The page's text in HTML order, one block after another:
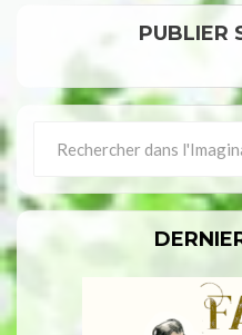
PUBLIER
for: